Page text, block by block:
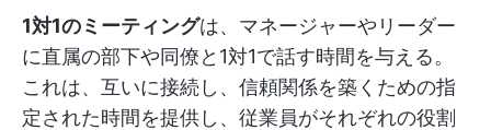
1対1のミーティングは、マネージャーやリーダー
に直属の部下や同僚と1対1で話す時間を与える。
これは、互いに接続し、信頼関係を築くための指
定された時間を提供し、従業員がそれぞれの役割